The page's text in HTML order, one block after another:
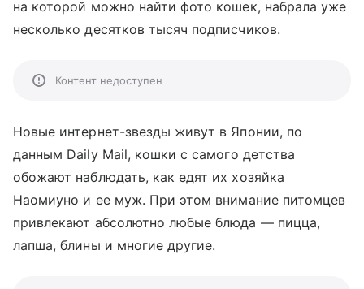
на которой можно найти фото кошек, набрала уже
несколько десятков тысяч подписчиков.
Контент недоступен
Новые интернет-звезды живут в Японии, по
данным Daily Mail, кошки с самого детства
обожают наблюдать, как едят их хозяйка
Наомиуно и ее муж. При этом внимание питомцев
привлекают абсолютно любые блюда — пицца,
лапша, блины и многие другие.